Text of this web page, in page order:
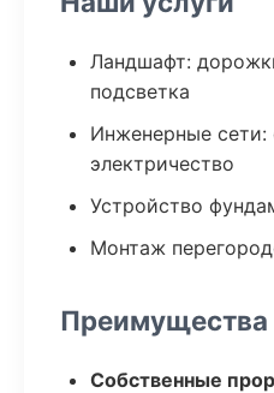
Ландшафт:
подсветка
Инженерные сети:
электричество
Устройство
Монтаж
Преимущества
Собственные